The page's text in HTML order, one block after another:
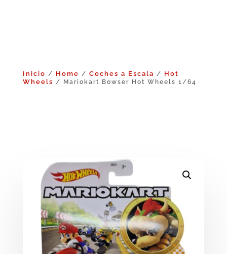
Inicio / Home / Coches a Escala / Hot
Wheels / Mariokart Bowser Hot Wheels 1/64